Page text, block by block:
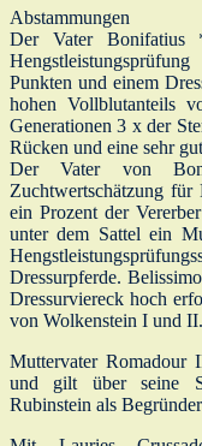
Abstammungen
Der Vater Bonifatius
Punkten und einem
hohen Vollblutanteils
Generationen 3 x der
Rücken und eine sehr
Der Vater von
Zuchtwertschätzung für
ein Prozent der
unter dem Sattel ein
Dressurpferde.
Dressurviereck hoch
von Wolkenstein I und II.
Muttervater Romadour
und gilt über seine
Rubinstein als